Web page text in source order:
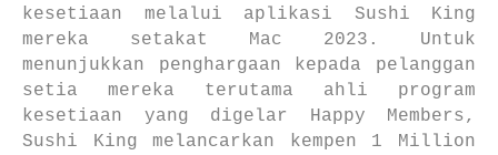
kesetiaan melalui aplikasi Sushi King
mereka setakat Mac 2023. Untuk
menunjukkan penghargaan kepada pelanggan
setia mereka terutama ahli program
kesetiaan yang digelar Happy Members,
Sushi King melancarkan kempen 1 Million